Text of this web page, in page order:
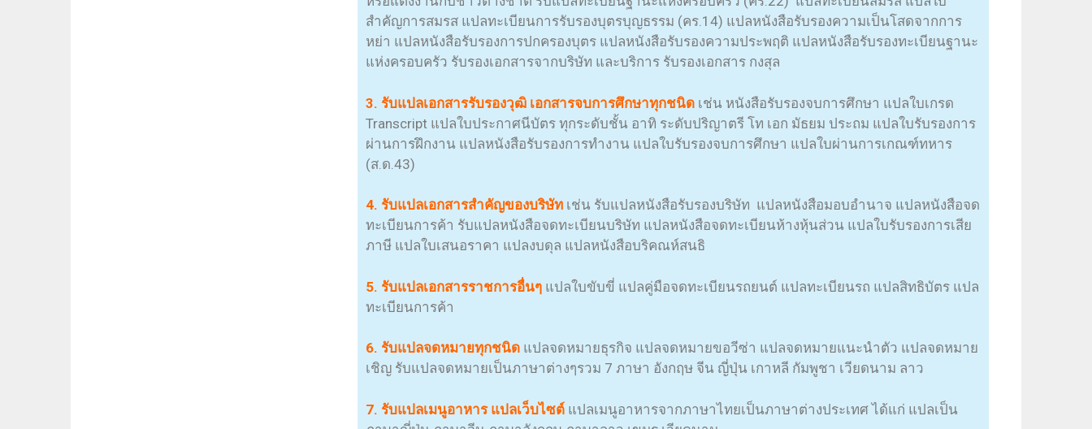
สำคัญการสมรส แปลทะเบียนการรับรองบุตรบุญธรรม (คร.14) แปลหนังสือรับรองความเป็นโสดจากการ
หย่า แปลหนังสือรับรองการปกครองบุตร แปลหนังสือรับรองความประพฤติ แปลหนังสือรับรองทะเบียนฐานะ
แห่งครอบครัว รับรองเอกสารจากบริษัท และบริการ รับรองเอกสาร กงสุล
3. รับแปลเอกสารรับรองวุฒิ เอกสารจบการศึกษาทุกชนิดเช่น หนังสือรับรองจบการศึกษา แปลใบเกรด
Transcript แปลใบประกาศนีบัตร ทุกระดับชั้น อาทิ ระดับปริญาตรี โท เอก มัธยม ประถม แปลใบรับรองการ
ผ่านการฝึกงาน แปลหนังสือรับรองการทำงาน แปลใบรับรองจบการศึกษา แปลใบผ่านการเกณฑ์ทหาร
(ส.ด.43)
4. รับแปลเอกสารสำคัญของบริษัทเช่น รับแปลหนังสือรับรองบริษัท แปลหนังสือมอบอำนาจ แปลหนังสือจด
ทะเบียนการค้า รับแปลหนังสือจดทะเบียนบริษัท แปลหนังสือจดทะเบียนห้างหุ้นส่วน แปลใบรับรองการเสีย
ภาษี แปลใบเสนอราคา แปลงบดุล แปลหนังสือบริคณห์สนธิ
5. รับแปลเอกสารราชการอื่นๆ แปลใบขับขี่ แปลคู่มือจดทะเบียนรถยนต์ แปลทะเบียนรถ แปลสิทธิบัตร แปล
ทะเบียนการค้า
6. รับแปลจดหมายทุกชนิด แปลจดหมายธุรกิจ แปลจดหมายขอวีซ่า แปลจดหมายแนะนำตัว แปลจดหมาย
เชิญ รับแปลจดหมายเป็นภาษาต่างๆรวม 7 ภาษา อังกฤษ จีน ญี่ปุ่น เกาหลี กัมพูชา เวียดนาม ลาว
7. รับแปลเมนูอาหาร แปลเว็บไซต์ แปลเมนูอาหารจากภาษาไทยเป็นภาษาต่างประเทศ ได้แก่ แปลเป็น